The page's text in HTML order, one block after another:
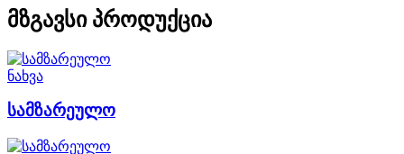
მზგავსი პროდუქცია
ნახვა
სამზარეულო